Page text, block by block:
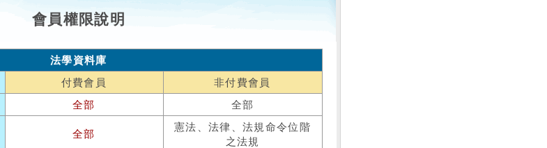
會員權限說明
法學資料庫
付費會員
非付費會員
全部 全部
全部
憲法、法律、法規命令位階
之法規